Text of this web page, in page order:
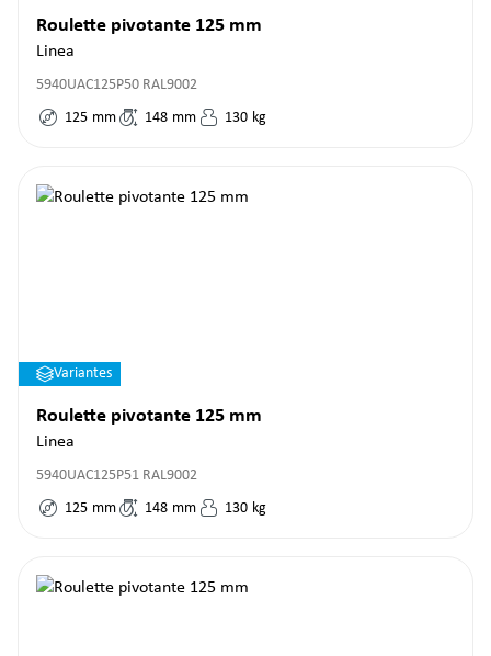
Roulette pivotante 125 mm
Linea
5940UAC125P50 RAL9002
125 mm 148 mm 130 kg
Variantes
Roulette pivotante 125 mm
Linea
5940UAC125P51 RAL9002
125 mm 148 mm 130 kg